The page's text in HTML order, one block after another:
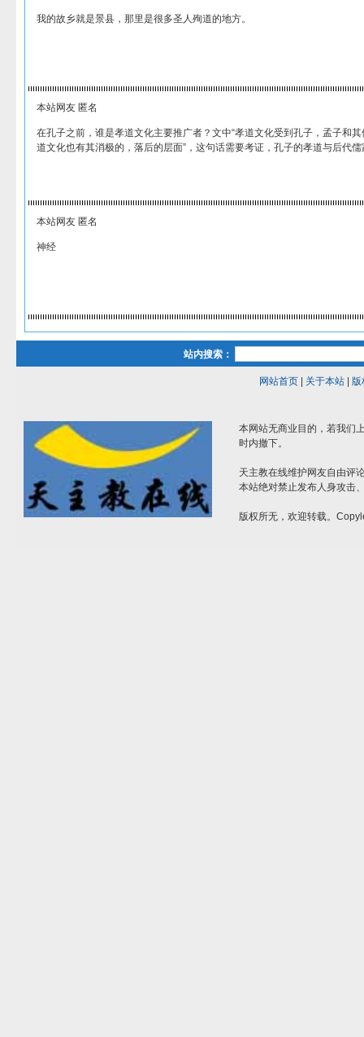
我的故乡就是景县，那里是很多圣人殉道的地方。
本站网友 匿名
在孔子之前，谁是孝道文化主要推广者？文中“孝道文化受到孔子，孟子和
道文化也有其消极的，落后的层面”，这句话需要考证，孔子的孝道与后代
本站网友 匿名
神经
站内搜索：
网站首页| 关于本站| 版
本网站无商业目的，若我们
时内撤下。
天主教在线维护网友自由评
本站绝对禁止发布人身攻击
版权所无，欢迎转载。